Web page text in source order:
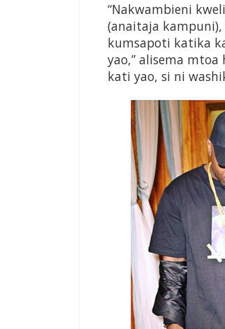
“Nakwambieni
(anaitaja
kumsapoti katika
yao,” alisema mtoa
kati yao, si ni